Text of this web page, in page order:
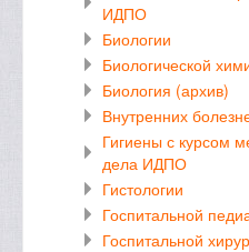
ИДПО
Биологии
Биологической
Биология (архив)
Внутренних
Гигиены с курсом
дела ИДПО
Гистологии
Госпитальной
Госпитальной